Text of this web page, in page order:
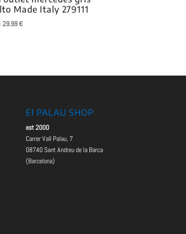
Made Italy 279111
El
29.99€El
El PALAU SHOP
est 2000
Carrer Vall Palau, 7
08740 Sant Andreu de la Barca
(Barcelona)